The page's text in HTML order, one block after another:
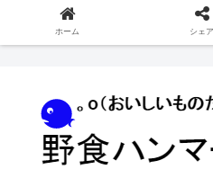
ホーム シェア